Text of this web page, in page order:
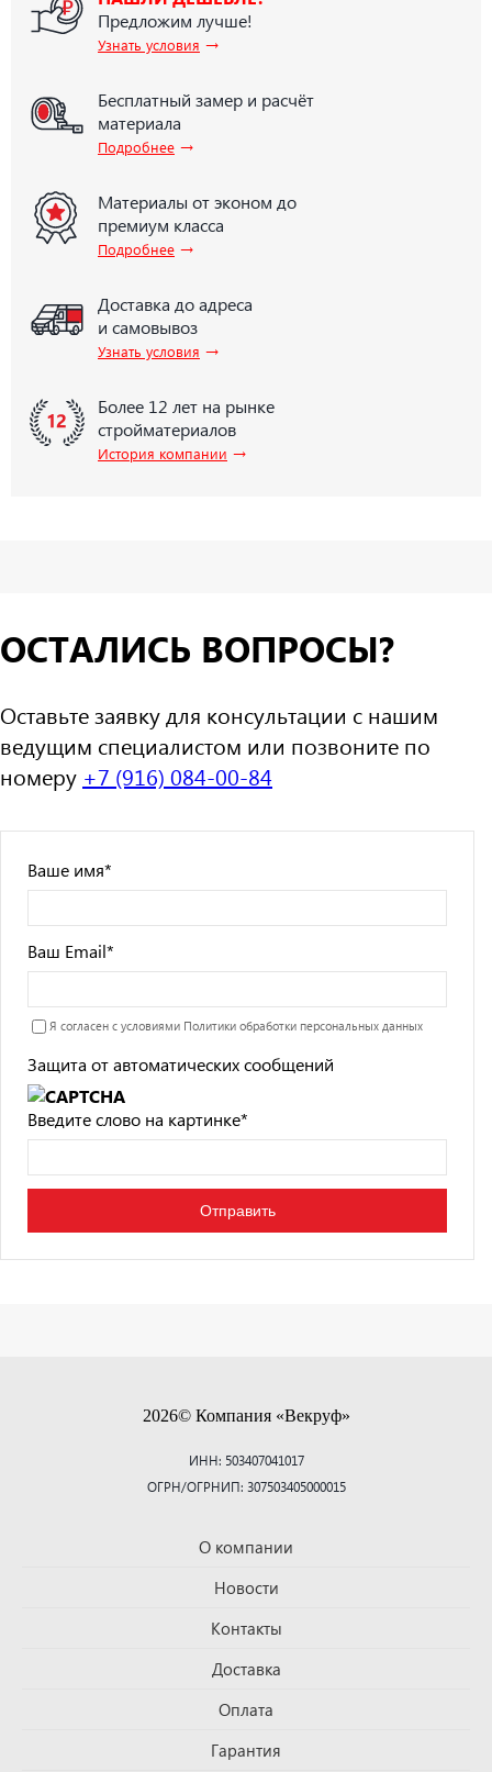
Предложим лучше!
Узнать условия →
Бесплатный замер и расчёт
материала
Подробнее →
Материалы от эконом до
премиум класса
Подробнее →
Доставка до адреса
и самовывоз
Узнать условия →
Более 12 лет на рынке
стройматериалов
История компании →
ОСТАЛИСЬ ВОПРОСЫ?
Оставьте заявку для консультации с нашим
ведущим специалистом или позвоните по
номеру +7 (916) 084-00-84
Ваше имя*
Ваш Email*
Я согласен с условиями Политики обработки персональных данных
Защита от автоматических сообщений
Введите слово на картинке*
2026© Компания «Векруф»
ИНН: 503407041017
ОГРН/ОГРНИП: 307503405000015
О компании
Новости
Контакты
Доставка
Оплата
Гарантия